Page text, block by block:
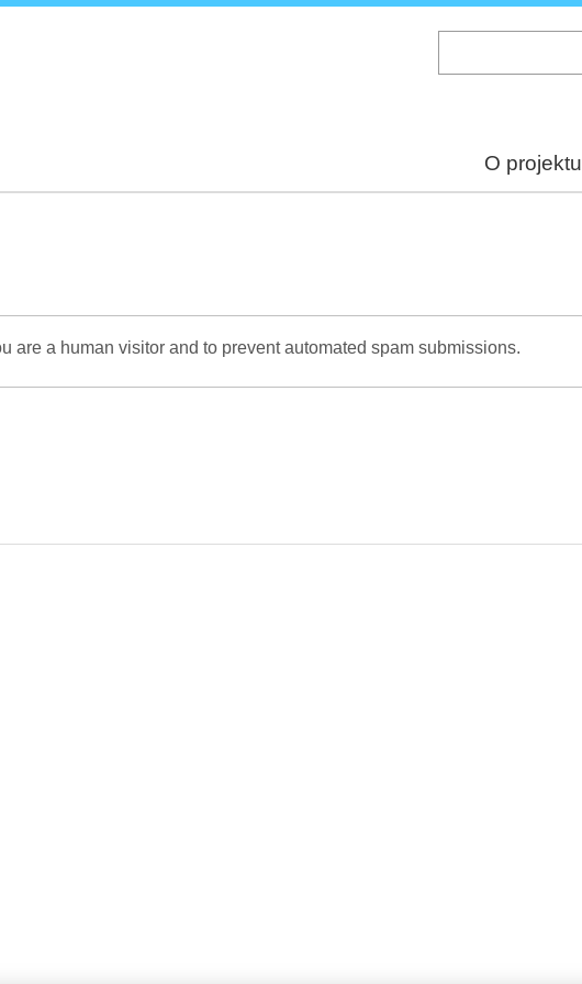
O projektu
are a human visitor and to prevent automated spam submissions.